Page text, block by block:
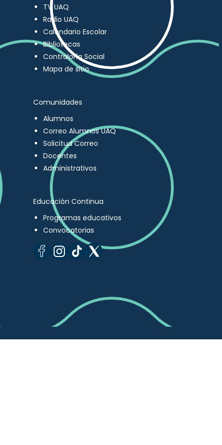
TV UAQ
Radio UAQ
Calendario Escolar
Bibliotecas
Contraloría Social
Mapa de sitio
Comunidades
Alumnos
Correo Alumnos UAQ
Solicitud Correo
Docentes
Administrativos
Educación Continua
Programas educativos
Convocatorias